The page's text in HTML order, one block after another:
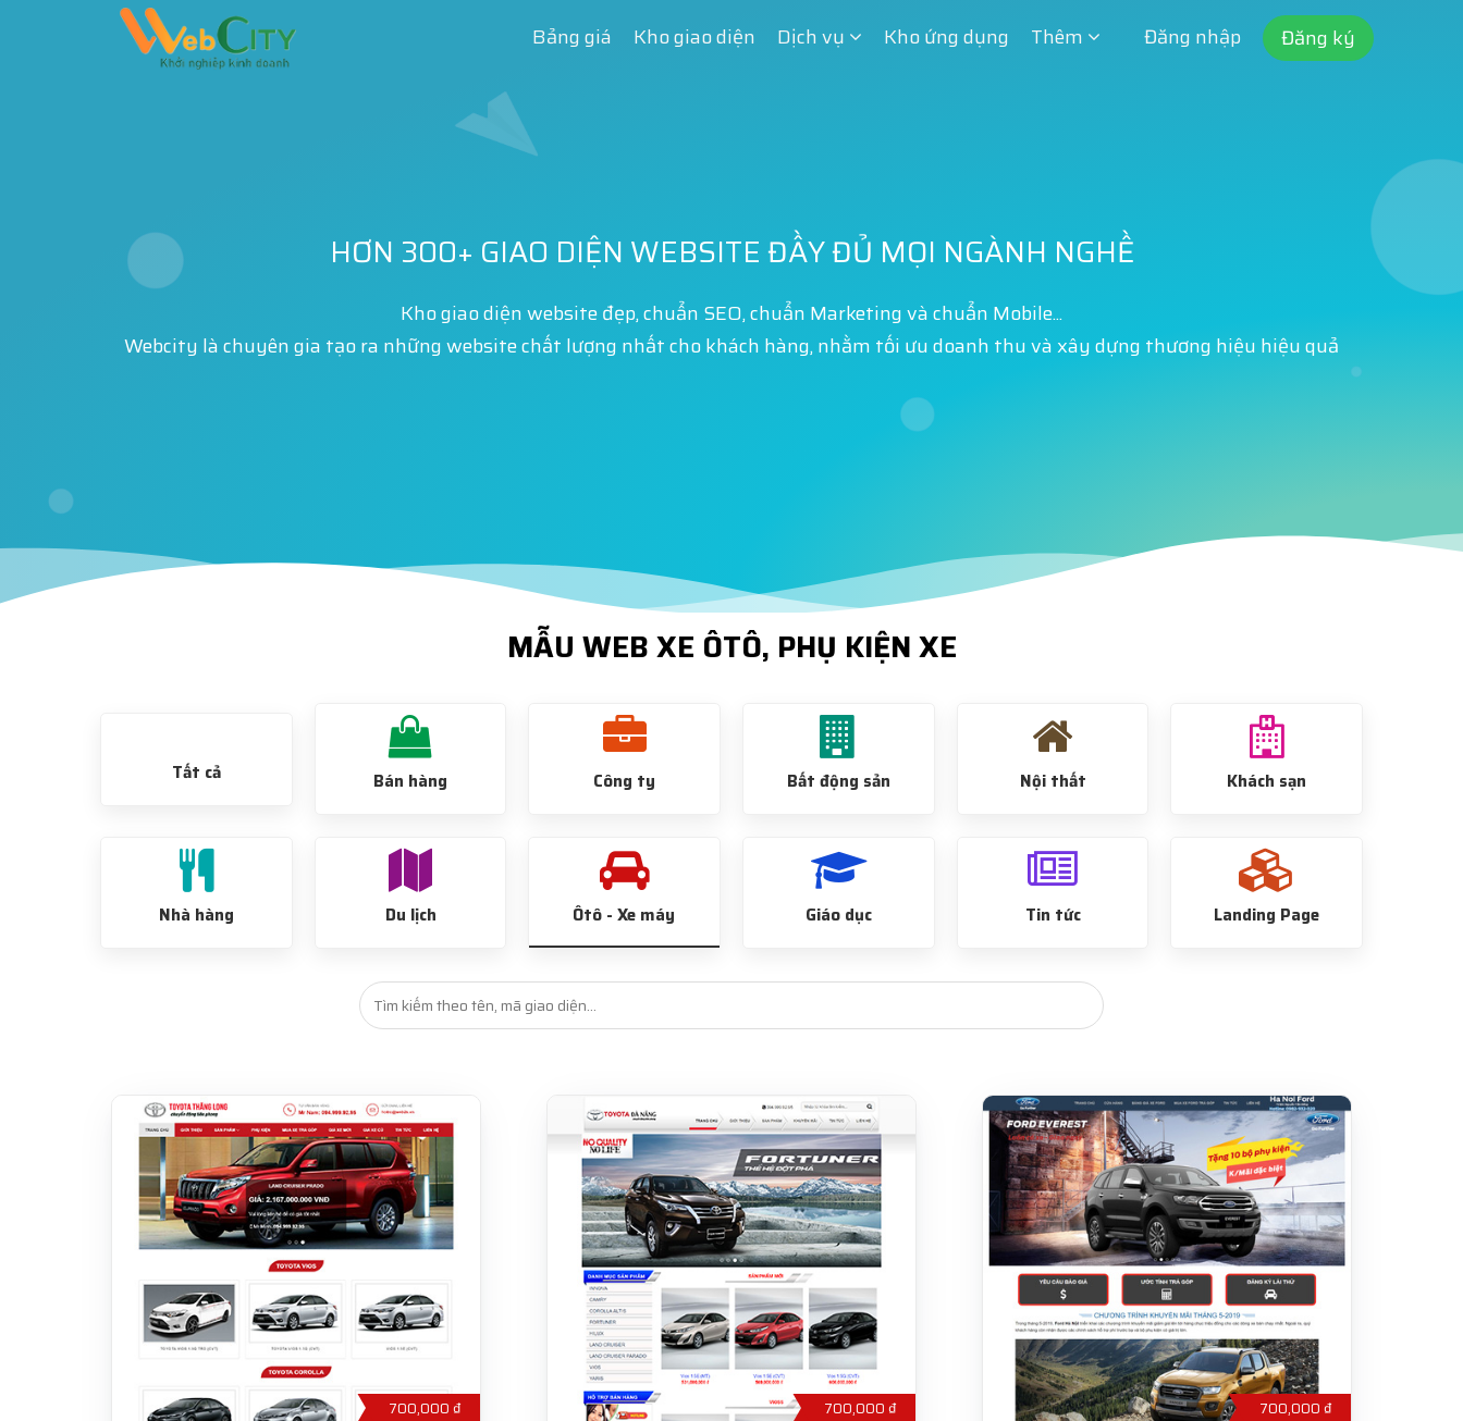
Bảng giá Kho giao diện Dịch vụ Kho ứng dụng Thêm Đăng nhập Đăng ký
HƠN 300+ GIAO DIỆN WEBSITE ĐẦY ĐỦ MỌI NGÀNH NGHỀ
Kho giao diện website đẹp, chuẩn SEO, chuẩn Marketing và chuẩn Mobile...
Webcity là chuyên gia tạo ra những website chất lượng nhất cho khách hàng, nhằm tối ưu doanh thu và xây dựng thương hiệu hiệu quả
MẪU WEB XE ÔTÔ, PHỤ KIỆN XE
Tất cả Bán hàng Công ty Bất động sản Nội thất Khách sạn
Nhà hàng Du lịch Ôtô - Xe máy Giáo dục Tin tức Landing Page
700,000 ₫ 700,000 ₫ 700,000 ₫